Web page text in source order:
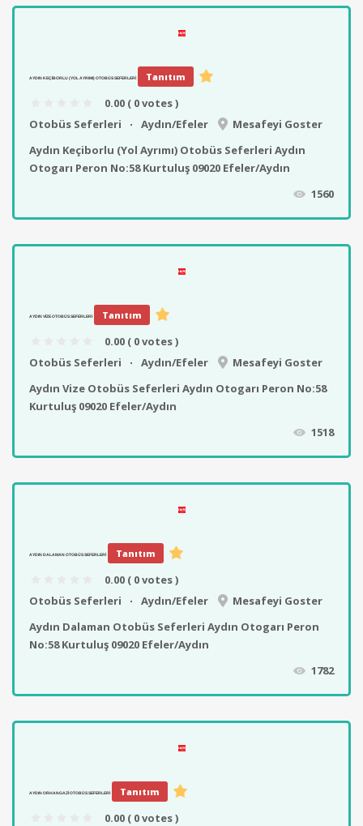
AYDIN KEÇIBORLU (YOL AYRIMI) OTOBÜS SEFERLERI Tanıtım
0.00 ( 0 votes )
Otobüs Seferleri
Aydın/Efeler
Mesafeyi Goster
Aydın Keçiborlu (Yol Ayrımı) Otobüs Seferleri Aydın
Otogarı Peron No:58 Kurtuluş 09020 Efeler/Aydın
1560
AYDIN VIZE OTOBÜS SEFERLERI Tanıtım
0.00 ( 0 votes )
Otobüs Seferleri
Aydın/Efeler
Mesafeyi Goster
Aydın Vize Otobüs Seferleri Aydın Otogarı Peron No:58
Kurtuluş 09020 Efeler/Aydın
1518
AYDIN DALAMAN OTOBÜS SEFERLERI Tanıtım
0.00 ( 0 votes )
Otobüs Seferleri
Aydın/Efeler
Mesafeyi Goster
Aydın Dalaman Otobüs Seferleri Aydın Otogarı Peron
No:58 Kurtuluş 09020 Efeler/Aydın
1782
AYDIN ORHANGAZI OTOBÜS SEFERLERI Tanıtım
0.00 ( 0 votes )